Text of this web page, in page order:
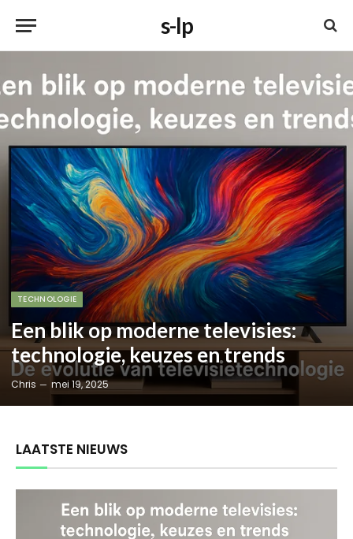
s-lp
TECHNOLOGIE
Een blik op moderne televisies:
technologie, keuzes en trends
Chris mei 19, 2025
LAATSTE NIEUWS